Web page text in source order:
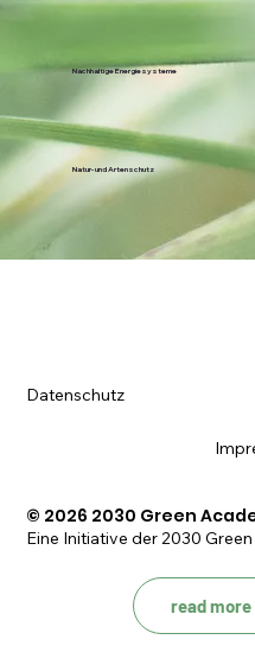
Nachhaltige Energiesysteme
Natur- und Artenschutz
Datenschutz
© 2026 2030 Green
Eine Initiative der 2030
read more